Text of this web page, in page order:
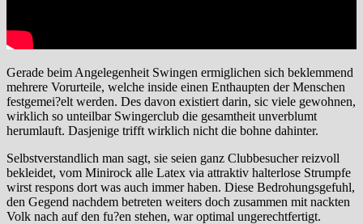
Gerade beim Angelegenheit Swingen ermiglichen sich beklemmend
mehrere Vorurteile, welche inside einen Enthaupten der Menschen
festgemei?elt werden. Des davon existiert darin, sic viele gewohnen,
wirklich so unteilbar Swingerclub die gesamtheit unverblumt
herumlauft. Dasjenige trifft wirklich nicht die bohne dahinter.
Selbstverstandlich man sagt, sie seien ganz Clubbesucher reizvoll
bekleidet, vom Minirock alle Latex via attraktiv halterlose Strumpfe
wirst respons dort was auch immer haben. Diese Bedrohungsgefuhl,
den Gegend nachdem betreten weiters doch zusammen mit nackten
Volk nach auf den fu?en stehen, war optimal ungerechtfertigt.